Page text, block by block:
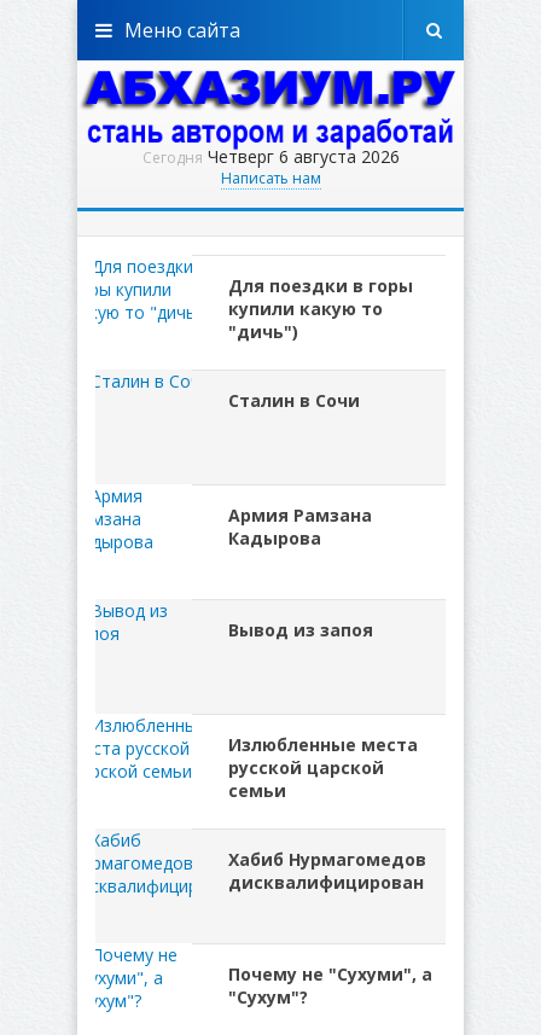
Сегодня Четверг 6 августа 2026
Написать нам
Меню сайта
Для поездки в горы
купили какую то
"дичь")
Сталин в Сочи
Армия Рамзана
Кадырова
Вывод из запоя
Излюбленные места
русской царской
семьи
Хабиб Нурмагомедов
дисквалифицирован
Почему не "Сухуми", а
"Сухум"?